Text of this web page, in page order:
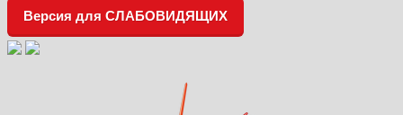
Версия для СЛАБОВИДЯЩИХ